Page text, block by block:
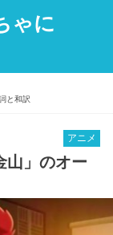
ゃに
と和訳
アニメ
山」のオー